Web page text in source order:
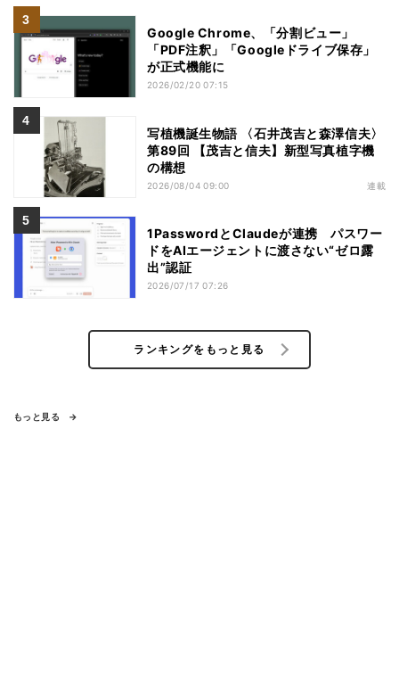
Google Chrome、「分割ビュー」
「PDF注釈」「Googleドライブ保存」
が正式機能に
2026/02/20 07:15
写植機誕生物語 〈石井茂吉と森澤信夫〉
第89回 【茂吉と信夫】新型写真植字機
の構想
2026/08/04 09:00 連載
1PasswordとClaudeが連携 パスワー
ドをAIエージェントに渡さない“ゼロ露
出”認証
2026/07/17 07:26
ランキングをもっと見る
もっと見る